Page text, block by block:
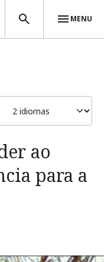
MENU
ao
para a